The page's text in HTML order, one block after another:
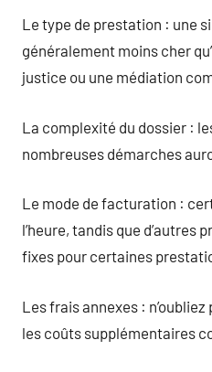
Le type de prestation : une
généralement moins cher
justice ou une médiation
La complexité du dossier :
nombreuses démarches
Le mode de facturation :
l’heure, tandis que d’autres
fixes pour certaines
Les frais annexes :
les coûts supplémentaires